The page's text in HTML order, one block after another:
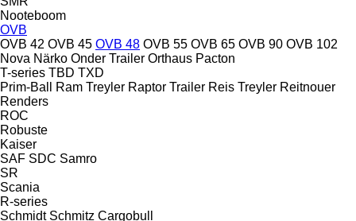
Nooteboom
OVB
OVB 42 OVB 45 OVB 48 OVB 55 OVB 65 OVB 90 OVB 102
Nova Närko Onder Trailer Orthaus Pacton
T-series TBD TXD
Prim-Ball
Ram Treyler Raptor Trailer Reis Treyler Reitnouer
Renders
ROC
Robuste
Kaiser
SAF SDC Samro
SR
Scania
R-series
Schmidt Schmitz Cargobull